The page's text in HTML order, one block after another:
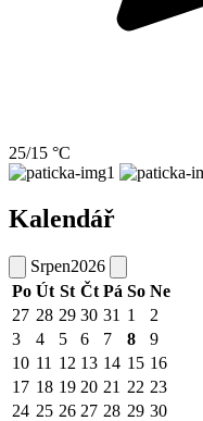
25/15 °C
Kalendář
Srpen2026
Po Út St Čt Pá So Ne
27 28 29 30 31 1
2
3
4 5 6 7 8
9
10 11 12 13 14 15 16
17 18 19 20 21 22 23
24 25 26 27 28 29 30